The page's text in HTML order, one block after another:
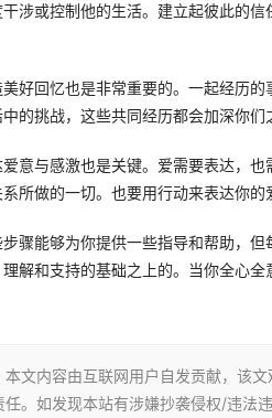
涉或控制他的生活。建立起彼此的
好回忆也是非常重要的。一起经历
的挑战，这些共同经历都会加深你们
意与感激也是关键。爱需要表达，
所做的一切。也要用行动来表达你
步骤能够为你提供一些指导和帮助，
解和支持的基础之上的。当你全心
本文内容由互联网用户自发贡献，该
任。如发现本站有涉嫌抄袭侵权/违法